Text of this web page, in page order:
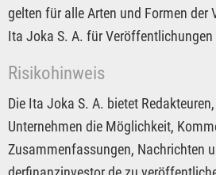
gelten für alle Arten und Formen der
Ita Joka S. A. für
Risikohinweis
Die Ita Joka S. A. bietet
Unternehmen die Möglichkeit,
Zusammenfassungen, Nachrichten